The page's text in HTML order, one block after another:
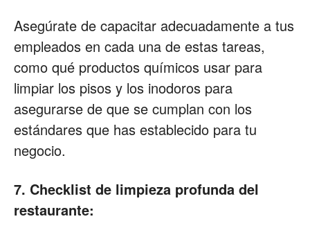
Asegúrate de capacitar adecuadamente a tus
empleados en cada una de estas tareas,
como qué productos químicos usar para
limpiar los pisos y los inodoros para
asegurarse de que se cumplan con los
estándares que has establecido para tu
negocio.
7. Checklist de limpieza profunda del
restaurante: